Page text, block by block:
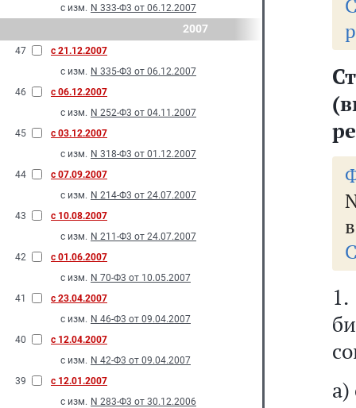
с изм. N 333-Ф3 от 06.12.2007
2007
47
с 21.12.2007
с изм. N 335-Ф3 от 06.12.2007
46
с 06.12.2007
с изм. N 252-Ф3 от 04.11.2007
45
с 03.12.2007
с изм. N 318-Ф3 от 01.12.2007
44
с 07.09.2007
с изм. N 214-Ф3 от 24.07.2007
43
с 10.08.2007
с изм. N 211-Ф3 от 24.07.2007
42
с 01.06.2007
с изм. N 70-Ф3 от 10.05.2007
41
с 23.04.2007
с изм. N 46-Ф3 от 09.04.2007
40
с 12.04.2007
с изм. N 42-Ф3 от 09.04.2007
39
с 12.01.2007
с изм. N 283-Ф3 от 30.12.2006